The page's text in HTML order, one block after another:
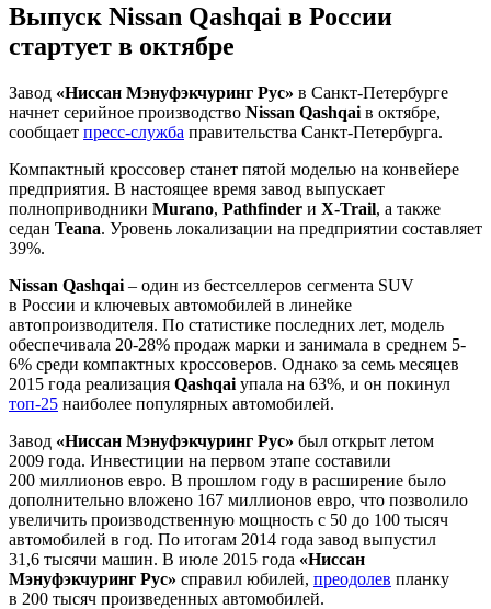
Выпуск Nissan Qashqai в России
стартует в октябре
Завод «Ниссан Мэнуфэкчуринг Рус» в Санкт-Петербурге
начнет серийное производство Nissan Qashqai в октябре,
сообщает пресс-служба правительства Санкт-Петербурга.
Компактный кроссовер станет пятой моделью на конвейере
предприятия. В настоящее время завод выпускает
полноприводники Murano, Pathfinder и X-Trail, а также
седан Teana. Уровень локализации на предприятии составляет
39%.
Nissan Qashqai – один из бестселлеров сегмента SUV
в России и ключевых автомобилей в линейке
автопроизводителя. По статистике последних лет, модель
обеспечивала 20-28% продаж марки и занимала в среднем 5-
6% среди компактных кроссоверов. Однако за семь месяцев
2015 года реализация Qashqai упала на 63%, и он покинул
топ-25 наиболее популярных автомобилей.
Завод «Ниссан Мэнуфэкчуринг Рус» был открыт летом
2009 года. Инвестиции на первом этапе составили
200 миллионов евро. В прошлом году в расширение было
дополнительно вложено 167 миллионов евро, что позволило
увеличить производственную мощность с 50 до 100 тысяч
автомобилей в год. По итогам 2014 года завод выпустил
31,6 тысячи машин. В июле 2015 года «Ниссан
Мэнуфэкчуринг Рус» справил юбилей, преодолев планку
в 200 тысяч произведенных автомобилей.